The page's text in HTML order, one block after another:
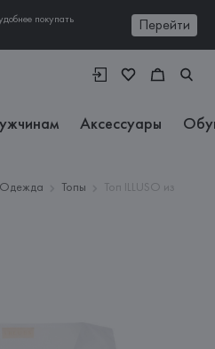
покупать
Перейти
Аксессуары
Одежда Топы
Топ ILLUSO из